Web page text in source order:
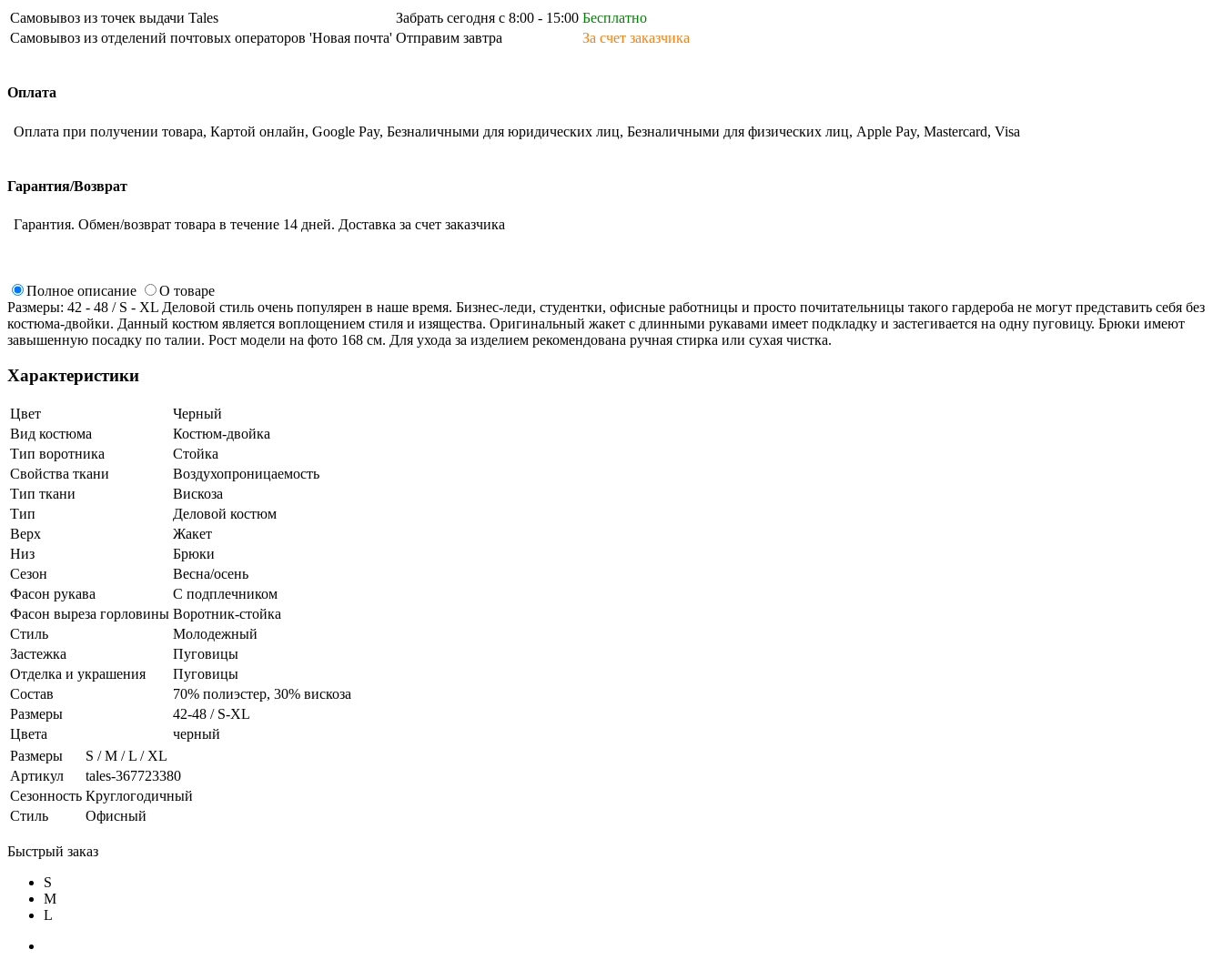
Самовывоз из точек выдачи Tales Забрать сегодня с 8:00 - 15:00 Бесплатно
Самовывоз из отделений почтовых операторов 'Новая почта' Отправим завтра За счет заказчика
Оплата
Оплата при получении товара, Картой онлайн, Google Pay, Безналичными для юридических лиц, Безналичными для физических лиц, Apple Pay, Mastercard, Visa
Гарантия/Возврат
Гарантия. Обмен/возврат товара в течение 14 дней. Доставка за счет заказчика
Полное описание
О товаре
Размеры: 42 - 48 / S - XL Деловой стиль очень популярен в наше время. Бизнес-леди, студентки, офисные работницы и просто почитательницы такого гардероба не могут представить себя без
костюма-двойки. Данный костюм является воплощением стиля и изящества. Оригинальный жакет с длинными рукавами имеет подкладку и застегивается на одну пуговицу. Брюки имеют
завышенную посадку по талии. Рост модели на фото 168 см. Для ухода за изделием рекомендована ручная стирка или сухая чистка.
Характеристики
Цвет
Черный
Вид костюма
Костюм-двойка
Тип воротника
Стойка
Свойства ткани
Воздухопроницаемость
Тип ткани
Вискоза
Тип
Деловой костюм
Верх
Жакет
Низ
Брюки
Сезон
Весна/осень
Фасон рукава
С подплечником
Фасон выреза горловины Воротник-стойка
Стиль
Молодежный
Застежка
Пуговицы
Отделка и украшения
Пуговицы
Состав
70% полиэстер, 30% вискоза
Размеры
42-48 / S-XL
Цвета
черный
Размеры
S / M / L / XL
Артикул
tales-367723380
Сезонность Круглогодичный
Стиль
Офисный
Быстрый заказ
S
M
L